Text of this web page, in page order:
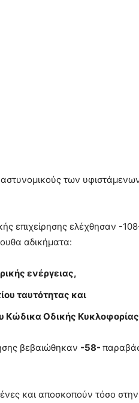
των
επιχείρησης ελέχθησαν -
αδικήματα:
ενέργειας,
ταυτότητας και
Κώδικα Οδικής
βεβαιώθηκαν -58-
και αποσκοπούν τόσο